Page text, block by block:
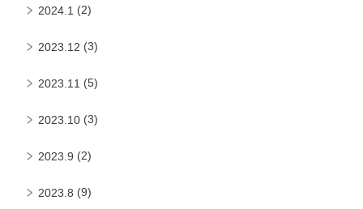
2024.1 (2)
2023.12 (3)
2023.11 (5)
2023.10 (3)
2023.9 (2)
2023.8 (9)